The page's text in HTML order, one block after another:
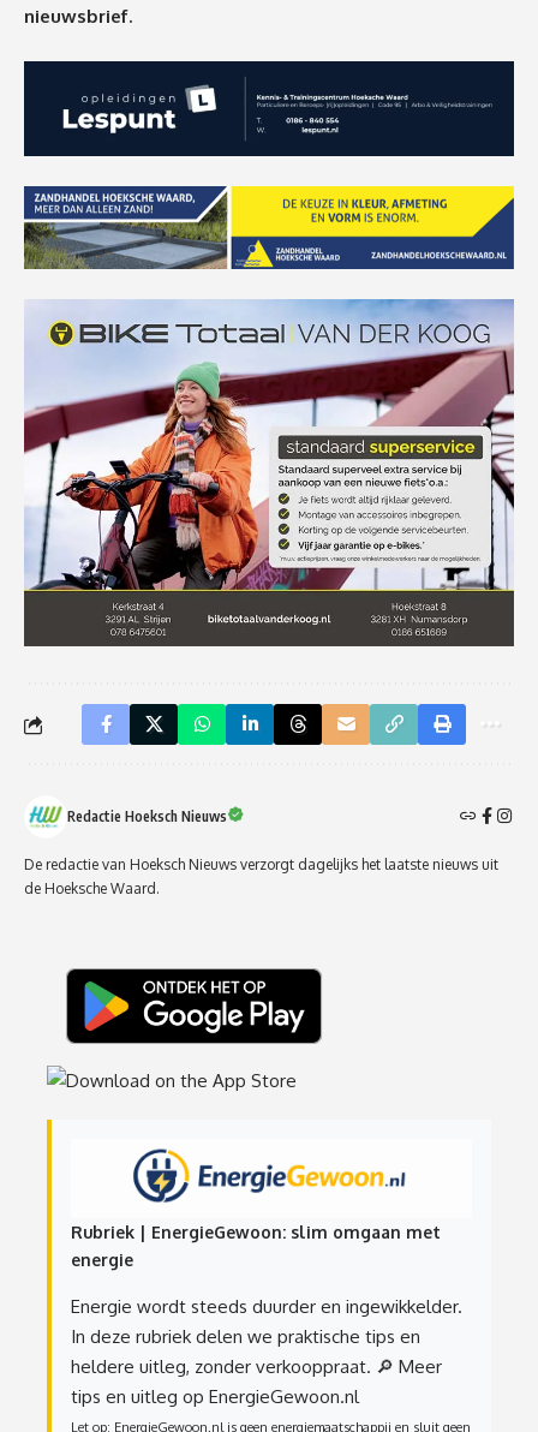
nieuwsbrief.
Redactie Hoeksch Nieuws
De redactie van Hoeksch Nieuws verzorgt dagelijks het laatste nieuws uit
de Hoeksche Waard.
Rubriek | EnergieGewoon: slim omgaan met
energie
Energie wordt steeds duurder en ingewikkelder.
In deze rubriek delen we praktische tips en
heldere uitleg, zonder verkooppraat. 🔎 Meer
tips en uitleg op EnergieGewoon.nl
Let op: EnergieGewoon.nl is geen energiemaatschappij en sluit geen